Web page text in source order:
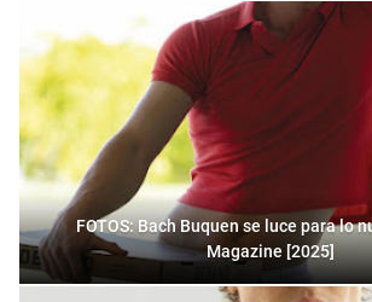
FOTOS: Bach Buquen se luce para lo
Magazine [2025]